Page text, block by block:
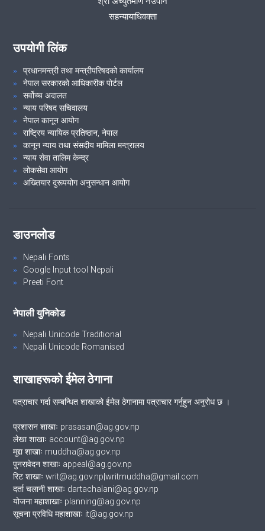
समुदायमा सरकारी वकील कार्यक्रम सम्पन्न ..(२०८१।०७।०९)
कार्यालयको नियमित बैठक सम्बन्धमा ..(२०८१।०७।०६)
VIEW ALL
सहन्यायाधिवक्ता
उपयोगी लिंक
प्रधानमन्त्री तथा मन्त्रीपरिषदको कार्यालय
नेपाल सरकारको आधिकारीक पोर्टल
सर्वोच्च अदालत
न्याय परिषद सचिवालय
नेपाल कानून आयोग
राष्ट्रिय न्यायिक प्रतिष्ठान, नेपाल
कानून न्याय तथा संसदीय मामिला मन्त्रालय
न्याय सेवा तालिम केन्द्र
लोकसेवा आयोग
अख्तियार दुरूपयोग अनुसन्धान आयोग
डाउनलोड
Nepali Fonts
Google Input tool Nepali
Preeti Font
नेपाली युनिकोड
Nepali Unicode Traditional
Nepali Unicode Romanised
शाखाहरूको ईमेल ठेगाना
पत्राचार गर्दा सम्बन्धित शाखाको ईमेल ठेगानामा पत्राचार गर्नुहुन अनुरोध छ ।
प्रशासन शाखाः prasasan@ag.gov.np
लेखा शाखाः account@ag.gov.np
मुद्दा शाखाः muddha@ag.gov.np
पुनरावेदन शाखाः appeal@ag.gov.np
रिट शाखाः writ@ag.gov.np|writmuddha@gmail.com
दर्ता चलानी शाखाः dartachalani@ag.gov.np
योजना महाशाखाः planning@ag.gov.np
सूचना प्रविधि महाशाखाः it@ag.gov.np